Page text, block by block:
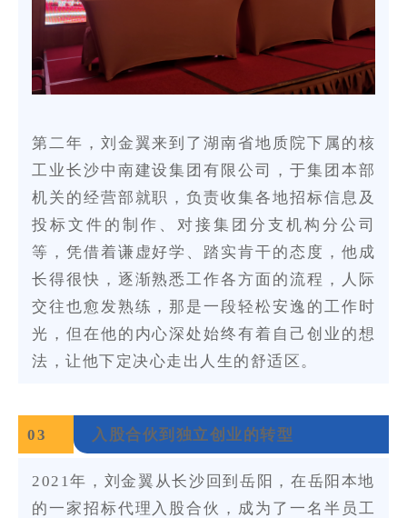
第二年，刘金翼来到了湖南省地质院下属的核
工业长沙中南建设集团有限公司，于集团本部
机关的经营部就职，负责收集各地招标信息及
投标文件的制作、对接集团分支机构分公司
等，凭借着谦虚好学、踏实肯干的态度，他成
长得很快，逐渐熟悉工作各方面的流程，人际
交往也愈发熟练，那是一段轻松安逸的工作时
光，但在他的内心深处始终有着自己创业的想
法，让他下定决心走出人生的舒适区。
03 入股合伙到独立创业的转型
2021年，刘金翼从长沙回到岳阳，在岳阳本地
的一家招标代理入股合伙，成为了一名半员工